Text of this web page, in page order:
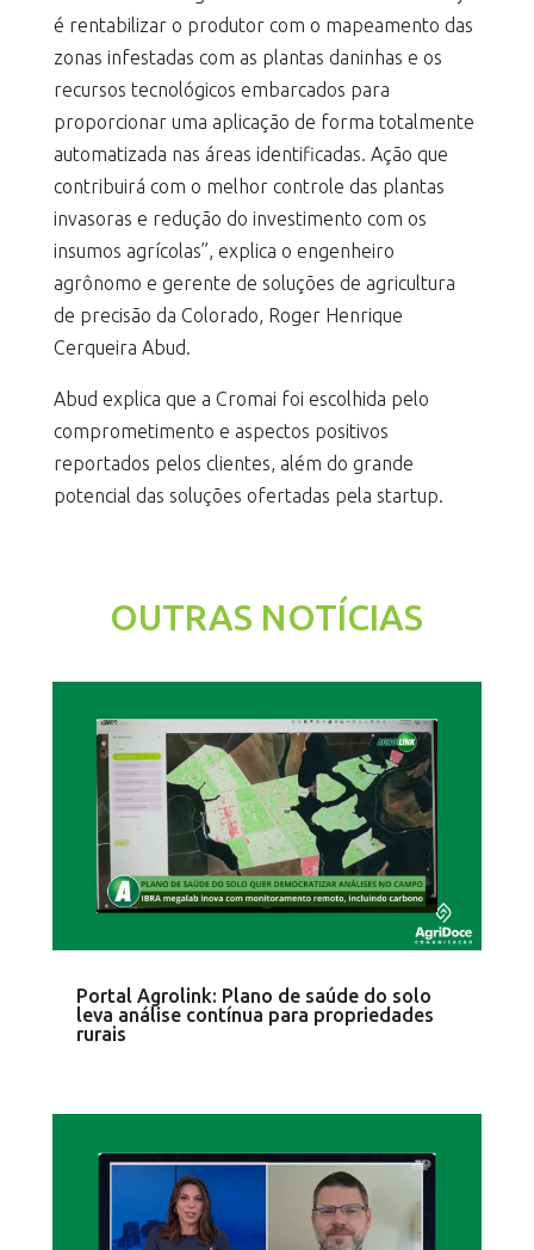
é rentabilizar o produtor com o mapeamento das
zonas infestadas com as plantas daninhas e os
recursos tecnológicos embarcados para
proporcionar uma aplicação de forma totalmente
automatizada nas áreas identificadas. Ação que
contribuirá com o melhor controle das plantas
invasoras e redução do investimento com os
insumos agrícolas”, explica o engenheiro
agrônomo e gerente de soluções de agricultura
de precisão da Colorado, Roger Henrique
Cerqueira Abud.
Abud explica que a Cromai foi escolhida pelo
comprometimento e aspectos positivos
reportados pelos clientes, além do grande
potencial das soluções ofertadas pela startup.
OUTRAS NOTÍCIAS
Portal Agrolink: Plano de saúde do solo
leva análise contínua para propriedades
rurais